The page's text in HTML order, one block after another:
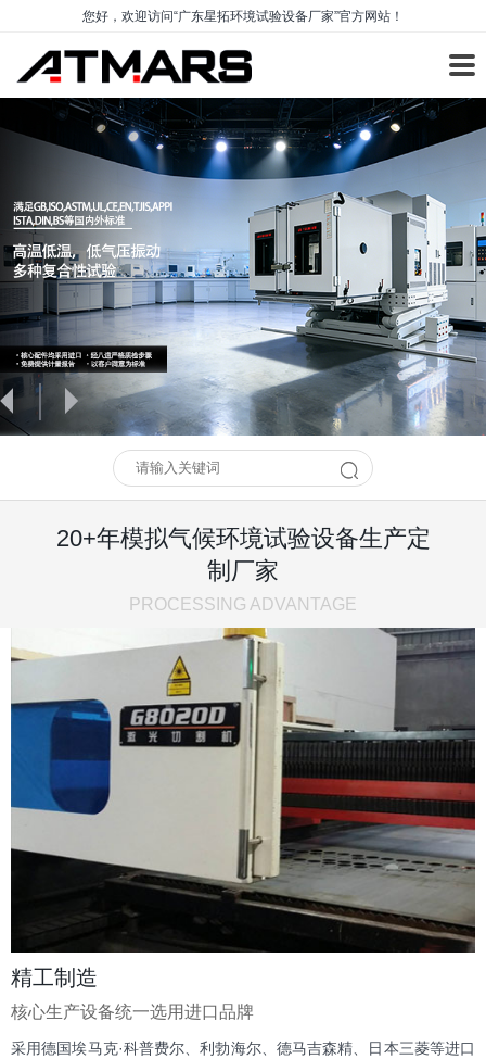
您好，欢迎访问“广东星拓环境试验设备厂家”官方网站！
20+年模拟气候环境试验设备生产定
制厂家
PROCESSING ADVANTAGE
精工制造
核心生产设备统一选用进口品牌
采用德国埃马克·科普费尔、利勃海尔、德马吉森精、日本三菱等进口